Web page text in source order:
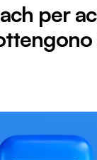
per